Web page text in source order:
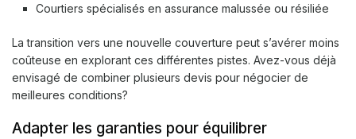
Courtiers spécialisés en assurance malussée ou résiliée
La transition vers une nouvelle couverture peut s’avérer moins
coûteuse en explorant ces différentes pistes. Avez-vous déjà
envisagé de combiner plusieurs devis pour négocier de
meilleures conditions?
Adapter les garanties pour équilibrer